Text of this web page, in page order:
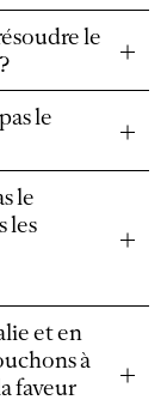
le
le
le
les
et en
à
faveur